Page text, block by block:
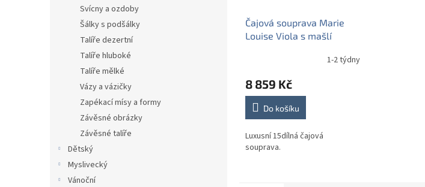
Svícny a ozdoby
Šálky s podšálky
Talíře dezertní
Talíře hluboké
Talíře mělké
Vázy a vázičky
Zapékací mísy a formy
Závěsné obrázky
Závěsné talíře
Dětský
Myslivecký
Vánoční
Čajová souprava Marie
Louise Viola s mašlí
1-2 týdny
8 859 Kč
Do košíku
Luxusní 15dílná čajová
souprava.